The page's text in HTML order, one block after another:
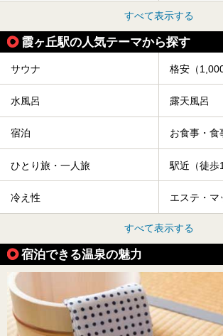
すべて表示する
霞ヶ丘駅の人気テーマから探す
サウナ 格安（
水風呂 露天風呂
宿泊 お食事・食
ひとり旅・一人旅 駅近（徒歩
冷え性 エステ・マ
すべて表示する
宿泊できる温泉の魅力